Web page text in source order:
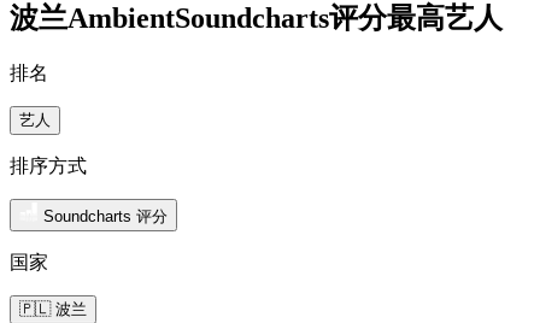
波兰AmbientSoundcharts评分最高艺人
排名
艺人
排序方式
Soundcharts 评分
国家
🇵🇱 波兰